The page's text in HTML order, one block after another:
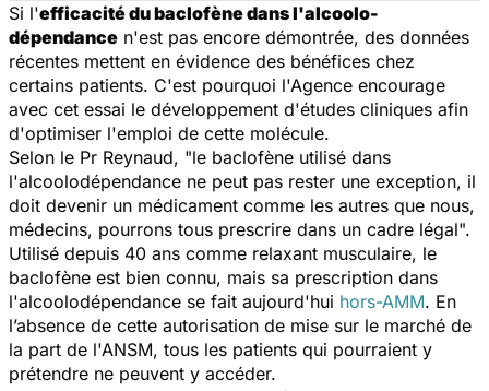
Si l'efficacité du baclofène dans l'alcoolo-
dépendance n'est pas encore démontrée, des données
récentes mettent en évidence des bénéfices chez
certains patients. C'est pourquoi l'Agence encourage
avec cet essai le développement d'études cliniques afin
d'optimiser l'emploi de cette molécule.
Selon le Pr Reynaud, "le baclofène utilisé dans
l'alcoolodépendance ne peut pas rester une exception, il
doit devenir un médicament comme les autres que nous,
médecins, pourrons tous prescrire dans un cadre légal".
Utilisé depuis 40 ans comme relaxant musculaire, le
baclofène est bien connu, mais sa prescription dans
l'alcoolodépendance se fait aujourd'hui hors-AMM. En
l’absence de cette autorisation de mise sur le marché de
la part de l'ANSM, tous les patients qui pourraient y
prétendre ne peuvent y accéder.